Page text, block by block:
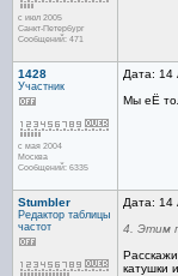
с июл 2005
Санкт-Петербург
Сообщений: 471
1428
Участник
с мая 2004
Москва
Сообщений: 6335
Дата: 14
Мы еЁ
Stumbler
Редактор таблицы
частот
Дата: 14
4. Этим
катушки